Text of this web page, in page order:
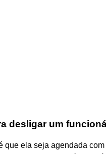
desligar um
que ela seja agendada